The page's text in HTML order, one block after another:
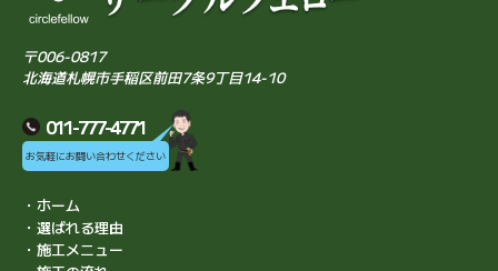
〒006-0817
北海道札幌市手稲区前田7条9丁目14-10
011-777-4771
お気軽にお問い合わせください
・ホーム
・選ばれる理由
・施工メニュー